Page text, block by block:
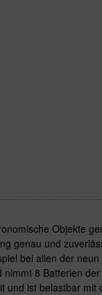
Objekte
genau und
bei allen der neun
8 Batterien der
und ist belastbar mit